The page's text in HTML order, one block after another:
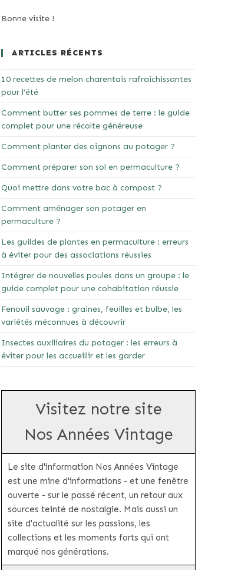
Bonne visite !
ARTICLES RÉCENTS
10 recettes de melon charentais rafraîchissantes
pour l’été
Comment butter ses pommes de terre : le guide
complet pour une récolte généreuse
Comment planter des oignons au potager ?
Comment préparer son sol en permaculture ?
Quoi mettre dans votre bac à compost ?
Comment aménager son potager en
permaculture ?
Les guildes de plantes en permaculture : erreurs
à éviter pour des associations réussies
Intégrer de nouvelles poules dans un groupe : le
guide complet pour une cohabitation réussie
Fenouil sauvage : graines, feuilles et bulbe, les
variétés méconnues à découvrir
Insectes auxiliaires du potager : les erreurs à
éviter pour les accueillir et les garder
Visitez notre site
Nos Années Vintage
Le site d'information Nos Années Vintage
est une mine d'informations - et une fenêtre
ouverte - sur le passé récent, un retour aux
sources teinté de nostalgie. Mais aussi un
site d'actualité sur les passions, les
collections et les moments forts qui ont
marqué nos générations.